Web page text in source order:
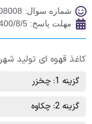
شماره سوال: 140008008
مهلت پاسخ: 1400/8/5 - تا ساعت 23:59
کاغذ قهوه ای تولید
گزینه 1: چخزر
گزینه 2: چکاوه